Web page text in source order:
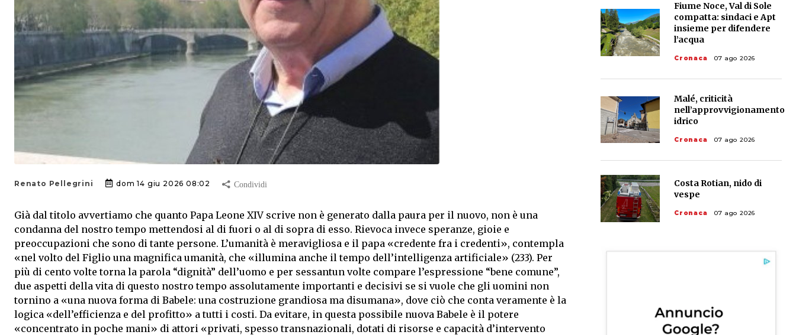
Renato Pellegrini dom 14 giu 2026 08:02
Già dal titolo avvertiamo che quanto Papa Leone XIV scrive non è generato dalla paura per il nuovo, non è una
condanna del nostro tempo mettendosi al di fuori o al di sopra di esso. Rievoca invece speranze, gioie e
preoccupazioni che sono di tante persone. L’umanità è meravigliosa e il papa «credente fra i credenti», contempla
«nel volto del Figlio una magnifica umanità, che «illumina anche il tempo dell’intelligenza artificiale» (233). Per
più di cento volte torna la parola “dignità” dell’uomo e per sessantun volte compare l’espressione “bene comune”,
due aspetti della vita di questo nostro tempo assolutamente importanti e decisivi se si vuole che gli uomini non
tornino a «una nuova forma di Babele: una costruzione grandiosa ma disumana», dove ciò che conta veramente è la
logica «dell’efficienza e del profitto» a tutti i costi. Da evitare, in questa possibile nuova Babele è il potere
«concentrato in poche mani» di attori «privati, spesso transnazionali, dotati di risorse e capacità d’intervento
Fiume Noce, Val di Sole
compatta: sindaci e Apt
insieme per difendere
l’acqua
Cronaca 07 ago 2026
Malé, criticità
nell’approvvigionamento
idrico
Cronaca 07 ago 2026
Costa Rotian, nido di
vespe
Cronaca 07 ago 2026